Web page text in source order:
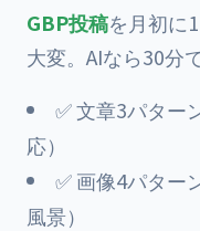
GBP投稿を月初に
大変。AIなら30分
✅ 文章3パター
応）
✅ 画像4パター
風景）